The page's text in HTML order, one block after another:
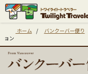
ホーム / バンクーバー便り
ョン